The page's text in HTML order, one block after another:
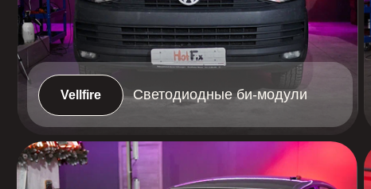
Светодиодные би-модули
Vellfire